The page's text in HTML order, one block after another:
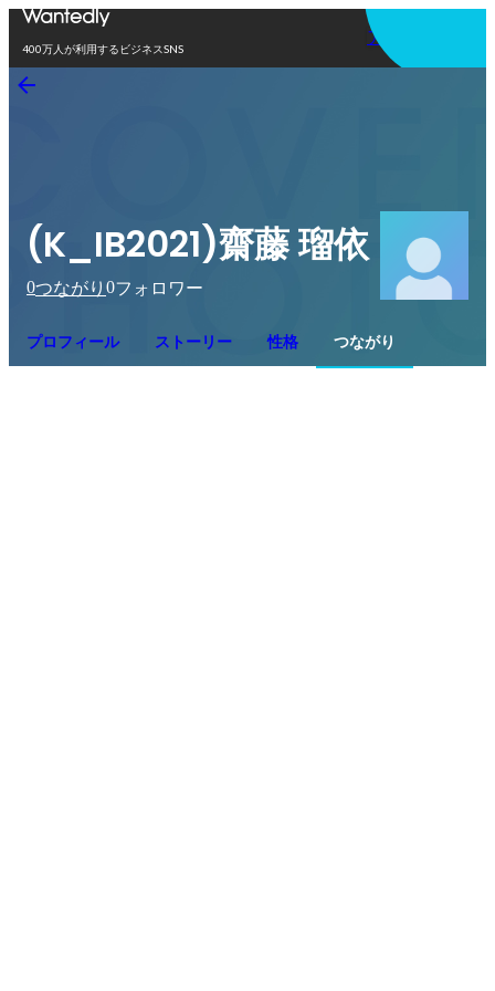
400万人が利用するビジネスSNS
アプリを使う
(K_IB2021)齋藤 瑠依
0つながり 0フォロワー
プロフィール ストーリー 性格 つながり